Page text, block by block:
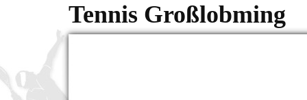
Tennis Großlobming